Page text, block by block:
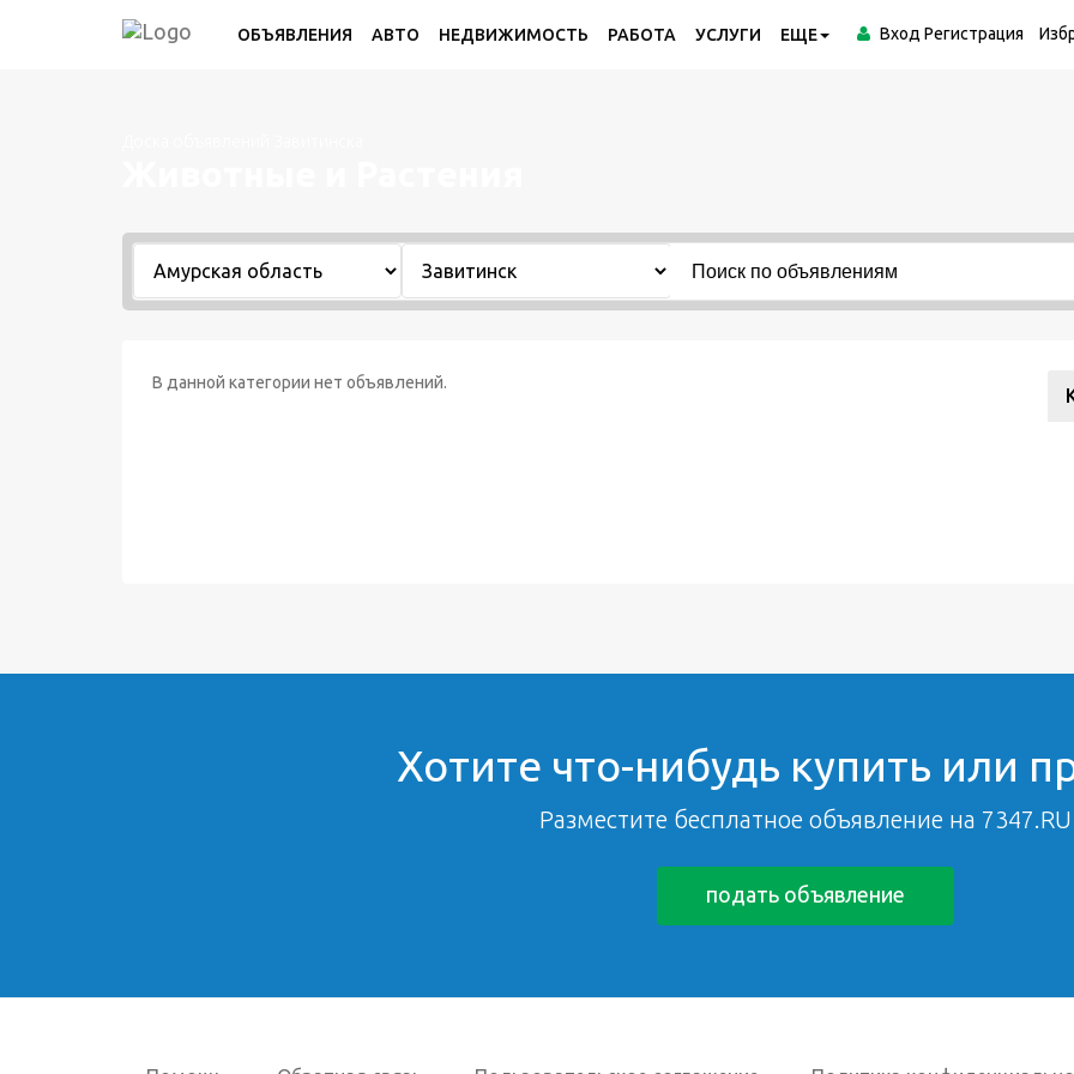
ОБЪЯВЛЕНИЯ АВТО НЕДВИЖИМОСТЬ РАБОТА УСЛУГИ ЕЩЕ Вход Регистрация
В данной категории нет объявлений.
Хотите что-нибудь купить или
Разместите бесплатное объявление на 7347.RU
подать объявление